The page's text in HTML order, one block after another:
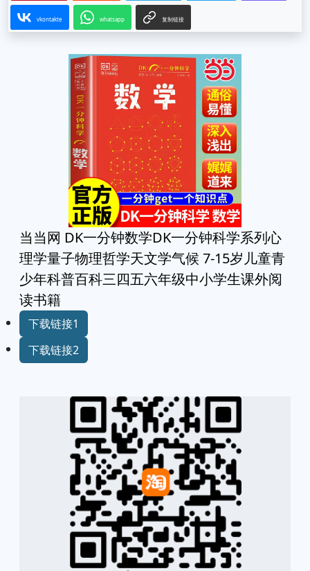
vkontakte whatsapp 复制链接
当当网 DK一分钟数学DK一分钟科学系列心
理学量子物理哲学天文学气候 7-15岁儿童青
少年科普百科三四五六年级中小学生课外阅
读书籍
下载链接1
下载链接2